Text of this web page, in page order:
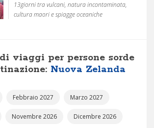
13giorni tra vulcani, natura incontaminata,
cultura maori e spiagge oceaniche
viaggi per persone sorde
Nuova Zelanda
Febbraio 2027 Marzo 2027
Novembre 2026 Dicembre 2026